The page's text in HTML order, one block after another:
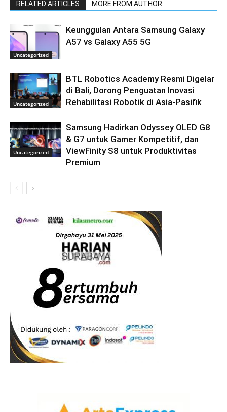
RELATED ARTICLES MORE FROM AUTHOR
Uncategorized
Keunggulan Antara Samsung Galaxy
A57 vs Galaxy A55 5G
Uncategorized
BTL Robotics Academy Resmi Digelar
di Bali, Dorong Penguatan Inovasi
Rehabilitasi Robotik di Asia-Pasifik
Uncategorized
Samsung Hadirkan Odyssey OLED G8
& G7 untuk Gamer Kompetitif, dan
ViewFinity S8 untuk Produktivitas
Premium